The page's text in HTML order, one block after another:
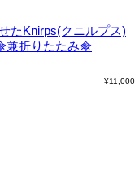
たKnirps(クニルプス)
兼折りたたみ傘
¥11,000